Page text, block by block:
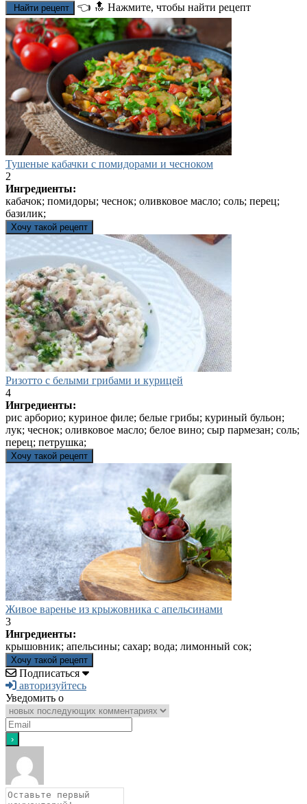
Найти рецепт 👈 🔝 Нажмите, чтобы найти рецепт
Тушеные кабачки с помидорами и чесноком
2
Ингредиенты:
кабачок; помидоры; чеснок; оливковое масло; соль; перец;
базилик;
Хочу такой рецепт
Ризотто с белыми грибами и курицей
4
Ингредиенты:
рис арборио; куриное филе; белые грибы; куриный бульон;
лук; чеснок; оливковое масло; белое вино; сыр пармезан; соль;
перец; петрушка;
Хочу такой рецепт
Живое варенье из крыжовника с апельсинами
3
Ингредиенты:
крышовник; апельсины; сахар; вода; лимонный сок;
Хочу такой рецепт
Подписаться
авторизуйтесь
Уведомить о